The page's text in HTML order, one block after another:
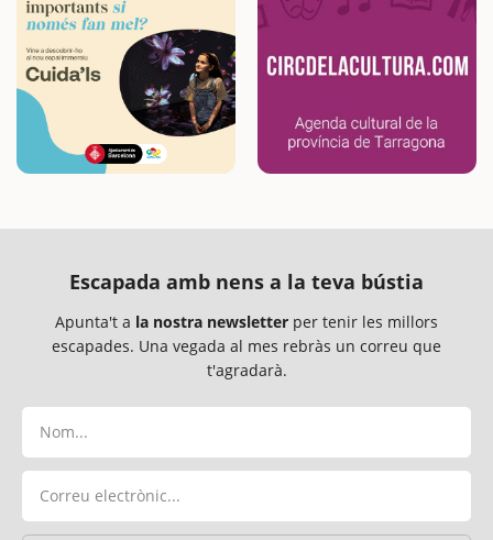
Escapada amb nens a la teva bústia
Apunta't a la nostra newsletter per tenir les millors
escapades. Una vegada al mes rebràs un correu que
t'agradarà.